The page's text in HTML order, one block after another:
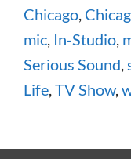
Chicago,
mic, In-Studio,
Serious Sound,
Life,TV Show,